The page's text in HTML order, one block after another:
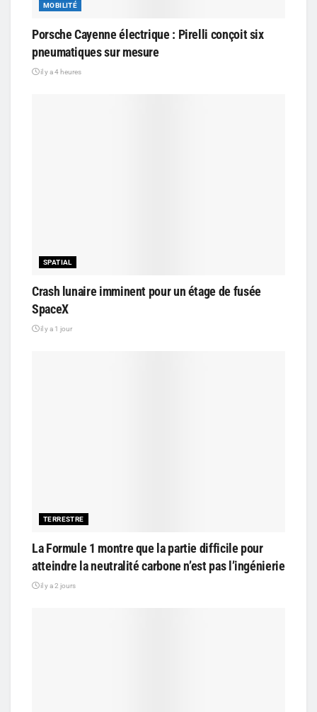
MOBILITÉ
Porsche Cayenne électrique : Pirelli conçoit six
pneumatiques sur mesure
il y a 4 heures
SPATIAL
Crash lunaire imminent pour un étage de fusée
SpaceX
il y a 1 jour
TERRESTRE
La Formule 1 montre que la partie difficile pour
atteindre la neutralité carbone n’est pas l’ingénierie
il y a 2 jours